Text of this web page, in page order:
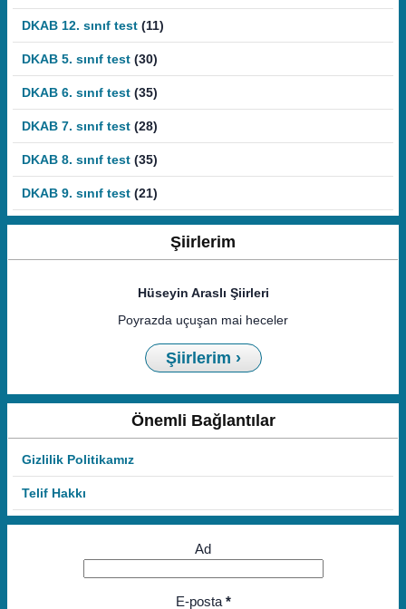
DKAB 12. sınıf test (11)
DKAB 5. sınıf test (30)
DKAB 6. sınıf test (35)
DKAB 7. sınıf test (28)
DKAB 8. sınıf test (35)
DKAB 9. sınıf test (21)
Şiirlerim
Hüseyin Araslı Şiirleri
Poyrazda uçuşan mai heceler
Şiirlerim ›
Önemli Bağlantılar
Gizlilik Politikamız
Telif Hakkı
Ad
E-posta *